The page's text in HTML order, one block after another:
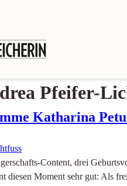
Pfeifer-
Katharina
Content, drei
diesen Moment sehr gut: Als